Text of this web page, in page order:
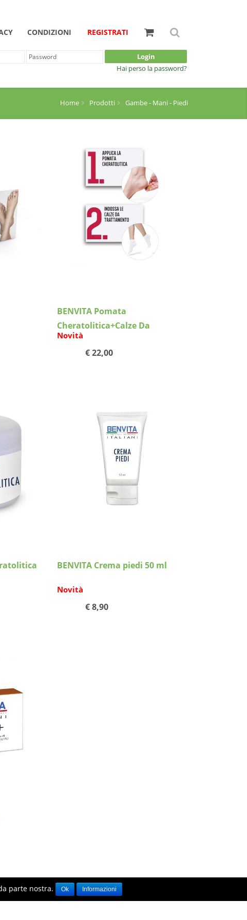
CONDIZIONI REGISTRATI
Login
Hai perso la password?
Home Prodotti Gambe - Mani - Piedi
Dettagli
BENVITA Pomata
Cheratolitica+Calze Da
Trattamento
Novità
€ 22,00
Dettagli
BENVITA Crema piedi 50 ml
Novità
€ 8,90
parte nostra. Ok Informazioni